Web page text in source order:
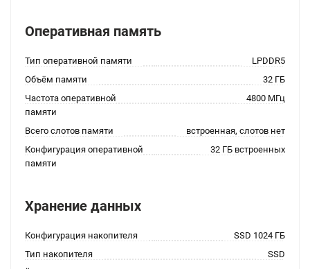
Оперативная память
Тип оперативной памяти
LPDDR5
Объём памяти
32 ГБ
Частота оперативной
памяти
4800 МГц
Всего слотов памяти
встроенная, слотов нет
Конфигурация оперативной
памяти
32 ГБ встроенных
Хранение данных
Конфигурация накопителя
SSD 1024 ГБ
Тип накопителя
SSD